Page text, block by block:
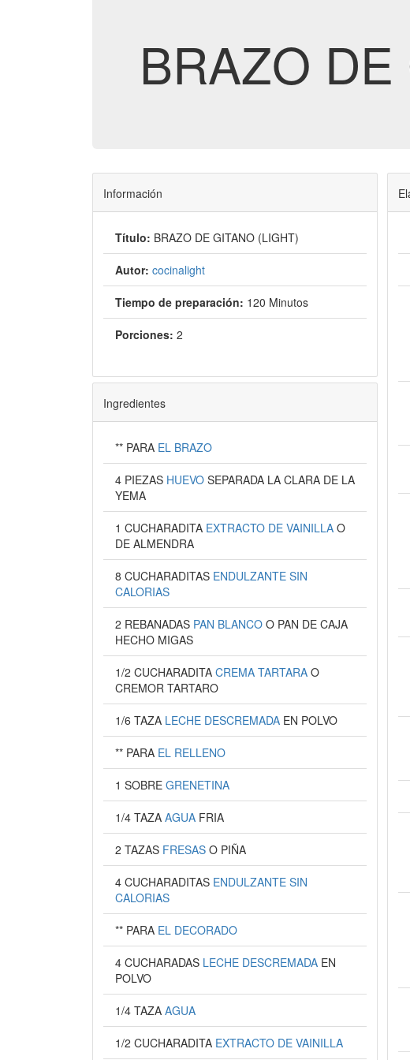
BRAZO
Información
Título: BRAZO DE GITANO (LIGHT)
Autor: cocinalight
Tiempo de preparación: 120 Minutos
Porciones: 2
Ingredientes
** PARA EL BRAZO
4 PIEZAS HUEVO SEPARADA LA CLARA DE LA
YEMA
1 CUCHARADITA EXTRACTO DE VAINILLA O
DE ALMENDRA
8 CUCHARADITAS ENDULZANTE SIN
CALORIAS
2 REBANADAS PAN BLANCO O PAN DE CAJA
HECHO MIGAS
1/2 CUCHARADITA CREMA TARTARA O
CREMOR TARTARO
1/6 TAZA LECHE DESCREMADA EN POLVO
** PARA EL RELLENO
1 SOBRE GRENETINA
1/4 TAZA AGUA FRIA
2 TAZAS FRESAS O PIÑA
4 CUCHARADITAS ENDULZANTE SIN
CALORIAS
** PARA EL DECORADO
4 CUCHARADAS LECHE DESCREMADA EN
POLVO
1/4 TAZA AGUA
1/2 CUCHARADITA EXTRACTO DE VAINILLA